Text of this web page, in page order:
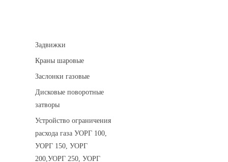
Задвижки
Краны шаровые
Заслонки газовые
Дисковые поворотные
затворы
Устройство ограничения
расхода газа УОРГ 100,
УОРГ 150, УОРГ
200,УОРГ 250, УОРГ